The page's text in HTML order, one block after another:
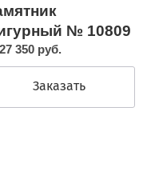
№ 10809
350 руб.
Заказать